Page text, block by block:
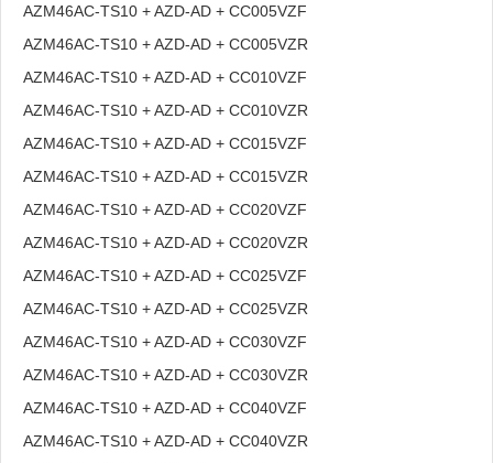
AZM46AC-TS10 + AZD-AD + CC005VZF
AZM46AC-TS10 + AZD-AD + CC005VZR
AZM46AC-TS10 + AZD-AD + CC010VZF
AZM46AC-TS10 + AZD-AD + CC010VZR
AZM46AC-TS10 + AZD-AD + CC015VZF
AZM46AC-TS10 + AZD-AD + CC015VZR
AZM46AC-TS10 + AZD-AD + CC020VZF
AZM46AC-TS10 + AZD-AD + CC020VZR
AZM46AC-TS10 + AZD-AD + CC025VZF
AZM46AC-TS10 + AZD-AD + CC025VZR
AZM46AC-TS10 + AZD-AD + CC030VZF
AZM46AC-TS10 + AZD-AD + CC030VZR
AZM46AC-TS10 + AZD-AD + CC040VZF
AZM46AC-TS10 + AZD-AD + CC040VZR